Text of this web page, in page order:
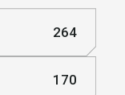
264
170